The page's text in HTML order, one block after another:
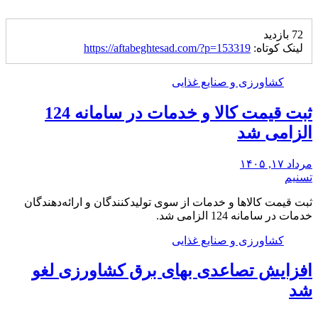
72 بازدید
لینک کوتاه: https://aftabeghtesad.com/?p=153319
کشاورزی و صنایع غذایی
ثبت قیمت کالا و خدمات در سامانه 124
الزامی شد
مرداد ۱۷, ۱۴۰۵
تسنیم
ثبت قیمت کالاها و خدمات از سوی تولیدکنندگان و ارائه‌دهندگان
خدمات در سامانه 124 الزامی شد.
کشاورزی و صنایع غذایی
افزایش تصاعدی بهای برق کشاورزی لغو
شد